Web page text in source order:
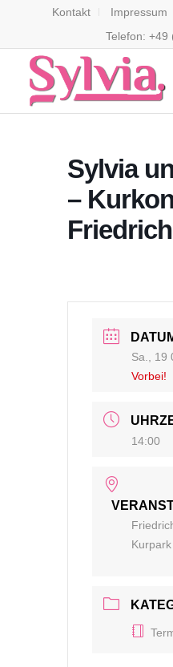
Kontakt Impressum
Telefon: +49
Sylvia
–
Sa., 19
Vorbei!
14:00
Kurpark